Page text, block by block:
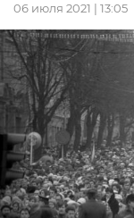
06 июля 2021 | 13:05